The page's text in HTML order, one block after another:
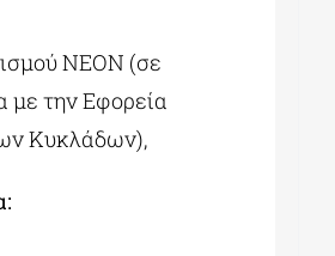
ΝΕΟΝ (σε
με την Εφορεία
Κυκλάδων),